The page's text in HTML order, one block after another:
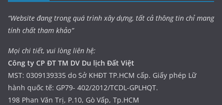
“Website đang trong quá trình xây dựng, tất cả thông tin chỉ mang
tính chất tham khảo”
Mọi chi tiết, vui lòng liên hệ:
Công ty CP ĐT TM DV Du lịch Đất Việt
MST: 0309139335 do Sở KHĐT TP.HCM cấp. Giấy phép Lữ
hành quốc tế: GP79- 402/2012/TCDL-GPLHQT.
198 Phan Văn Trị, P.10, Gò Vấp, Tp.HCM